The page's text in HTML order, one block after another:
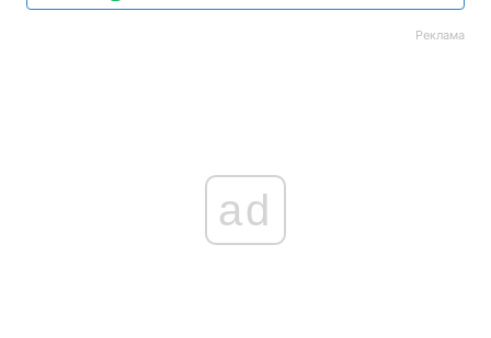
Реклама
ad